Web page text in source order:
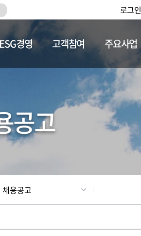
로그인
채용정보
ESG경영 고객참여 주요사업
공고
채용공고